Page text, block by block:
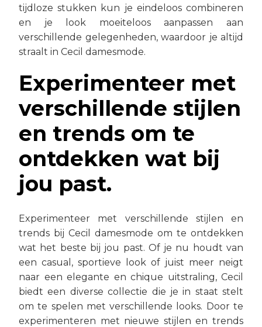
tijdloze stukken kun je eindeloos combineren
en je look moeiteloos aanpassen aan
verschillende gelegenheden, waardoor je altijd
straalt in Cecil damesmode.
Experimenteer met
verschillende stijlen
en trends om te
ontdekken wat bij
jou past.
Experimenteer met verschillende stijlen en
trends bij Cecil damesmode om te ontdekken
wat het beste bij jou past. Of je nu houdt van
een casual, sportieve look of juist meer neigt
naar een elegante en chique uitstraling, Cecil
biedt een diverse collectie die je in staat stelt
om te spelen met verschillende looks. Door te
experimenteren met nieuwe stijlen en trends